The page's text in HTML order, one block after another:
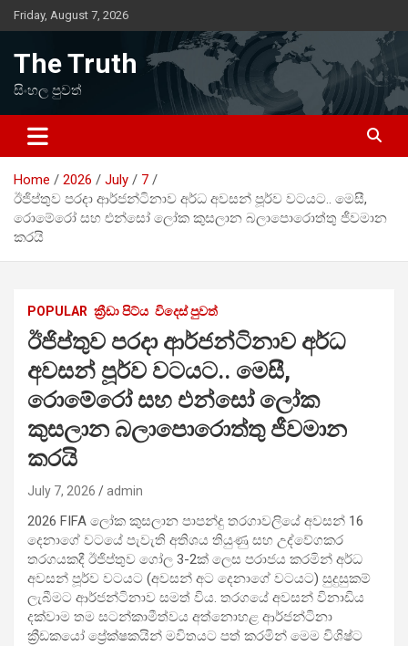
Skip
to
Friday, August 7, 2026
The Truth
සිංහල පුවත්
Home 2026 July
7
ඊජිප්තුව පරදා ආර්ජන්ටිනාව අර්ධ අවසන් පූර්ව වටයට.. මෙසී,
රොමේරෝ සහ එන්සෝ ලෝක කුසලාන බලාපොරොත්තු ජීවමාන
කරයි
POPULAR ක්‍රීඩා පිට්ය විදෙස් පුවත්
ඊජිප්තුව පරදා ආර්ජන්ටිනාව අර්ධ
අවසන් පූර්ව වටයට.. මෙසී,
රොමේරෝ සහ එන්සෝ ලෝක
කුසලාන බලාපොරොත්තු ජීවමාන
කරයි
July 7, 2026 admin
2026 FIFA ලෝක කුසලාන පාපන්දු තරගාවලියේ අවසන් 16
දෙනාගේ වටයේ පැවැති අතිශය තියුණු සහ උද්වේගකර
තරගයකදී ඊජිප්තුව ගෝල 3-2ක් ලෙස පරාජය කරමින් අර්ධ
අවසන් පූර්ව වටයට (අවසන් අට දෙනාගේ වටයට) සුදුසුකම්
ලැබීමට ආර්ජන්ටිනාව සමත් විය. තරගයේ අවසන් විනාඩිය
දක්වාම තම සටන්කාමීත්වය අත්නොහළ ආර්ජන්ටිනා
ක්‍රීඩකයෝ ප්‍රේක්ෂකයින් මවිතයට පත් කරමින් මෙම විශිෂ්ට